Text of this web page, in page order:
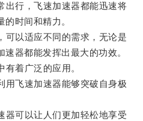
行，飞速加速器都能迅速将
时间和精力。
以适应不同的需求，无论是
器都能发挥出最大的功效。
着广泛的应用。
飞速加速器能够突破自身极
可以让人们更加轻松地享受